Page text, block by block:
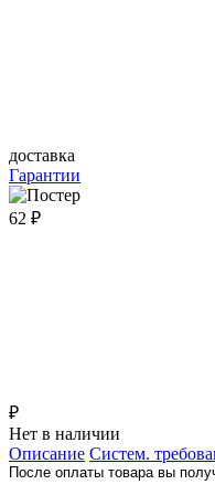
доставка
Гарантии
62 ₽
₽
Нет в наличии
Описание Систем.
После оплаты товара вы